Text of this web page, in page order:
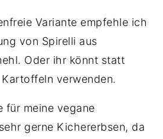
Variante empfehle ich
von Spirelli aus
Oder ihr könnt statt
verwenden.
für meine vegane
gerne Kichererbsen, da